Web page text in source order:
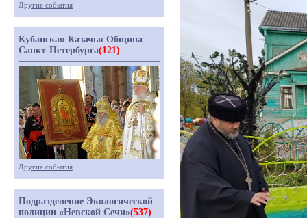
Другие события
Кубанская Казачья Община
Санкт-Петербурга(121)
Другие события
Подразделение Экологической
полиции «Невской Сечи»(537)